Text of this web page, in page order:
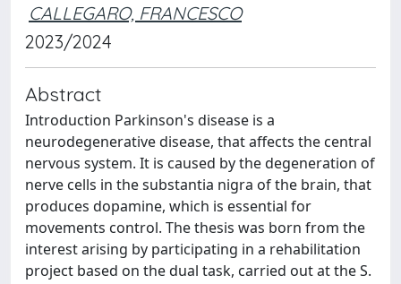
CALLEGARO, FRANCESCO
2023/2024
Abstract
Introduction Parkinson's disease is a
neurodegenerative disease, that affects the central
nervous system. It is caused by the degeneration of
nerve cells in the substantia nigra of the brain, that
produces dopamine, which is essential for
movements control. The thesis was born from the
interest arising by participating in a rehabilitation
project based on the dual task, carried out at the S.